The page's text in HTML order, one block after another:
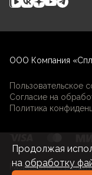
ООО Компания
Пользовательское
Согласие на
Политика
Разработка и
Продолжая
на обработку